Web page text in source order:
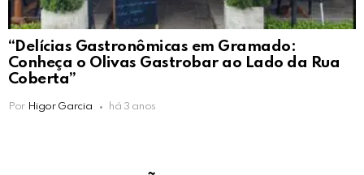
“Delícias Gastronômicas em Gramado:
Conheça o Olivas Gastrobar ao Lado da Rua
Coberta”
Por Higor Garcia há 3 anos